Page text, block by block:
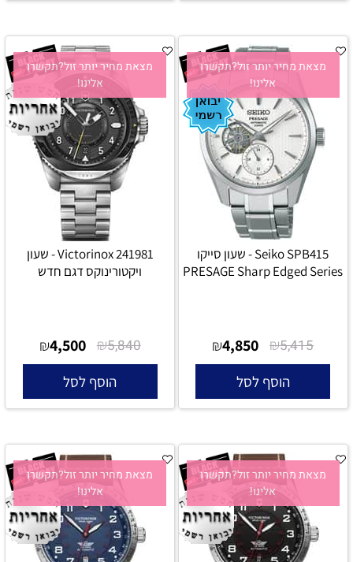
מצאת מחיר יותר זול?תקשרו
אלינו!
Seiko SPB415 - שעון סייקו
PRESAGE Sharp Edged Series
₪5,415
₪4,850
הוסף לסל
מצאת מחיר יותר זול?תקשרו
אלינו!
Victorinox 241981 - שעון
ויקטורינוקס דגם חדש
₪5,840
₪4,500
הוסף לסל
מצאת מחיר יותר זול?תקשרו
אלינו!
מצאת מחיר יותר זול?תקשרו
אלינו!